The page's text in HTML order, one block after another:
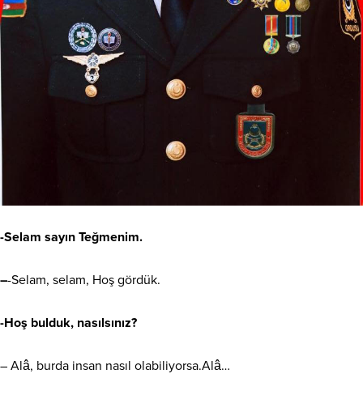
-Selam sayın Teğmenim.
–-Selam, selam, Hoş gördük.
-Hoş bulduk, nasılsınız?
– Alâ, burda insan nasıl olabiliyorsa.Alâ…